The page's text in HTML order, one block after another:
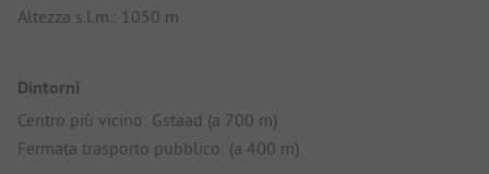
Altezza s.l.m.: 1050 m
Dintorni
Centro più vicino: Gstaad (a 700 m)
Fermata trasporto pubblico: (a 400 m)